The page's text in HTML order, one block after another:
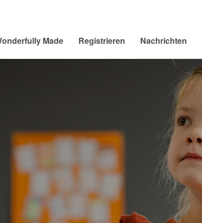
Made Registrieren Nachrichten